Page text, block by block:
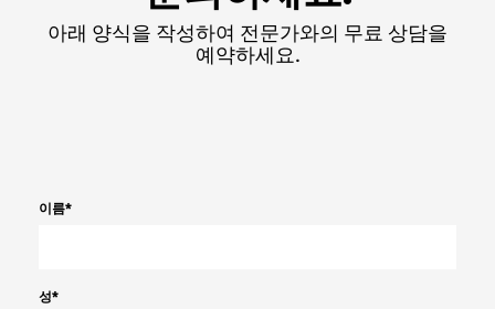
아래 양식을 작성하여 전문가와의 무료 상담을
예약하세요.
이름*
성*